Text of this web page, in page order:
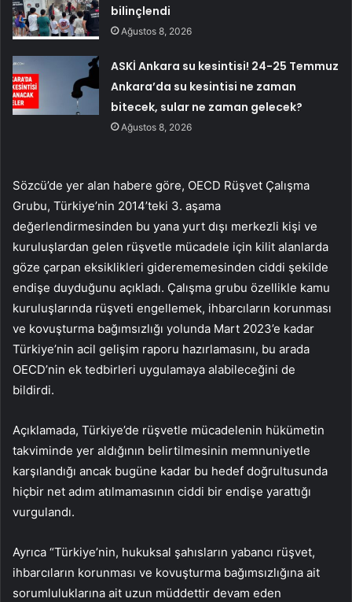
bilinçlendi
Ağustos 8, 2026
ASKİ Ankara su kesintisi! 24-25 Temmuz
Ankara’da su kesintisi ne zaman
bitecek, sular ne zaman gelecek?
Ağustos 8, 2026
Sözcü’de yer alan habere göre, OECD Rüşvet Çalışma
Grubu, Türkiye’nin 2014’teki 3. aşama
değerlendirmesinden bu yana yurt dışı merkezli kişi ve
kuruluşlardan gelen rüşvetle mücadele için kilit alanlarda
göze çarpan eksiklikleri giderememesinden ciddi şekilde
endişe duyduğunu açıkladı. Çalışma grubu özellikle kamu
kuruluşlarında rüşveti engellemek, ihbarcıların korunması
ve kovuşturma bağımsızlığı yolunda Mart 2023’e kadar
Türkiye’nin acil gelişim raporu hazırlamasını, bu arada
OECD’nin ek tedbirleri uygulamaya alabileceğini de
bildirdi.
Açıklamada, Türkiye’de rüşvetle mücadelenin hükümetin
takviminde yer aldığının belirtilmesinin memnuniyetle
karşılandığı ancak bugüne kadar bu hedef doğrultusunda
hiçbir net adım atılmamasının ciddi bir endişe yarattığı
vurgulandı.
Ayrıca “Türkiye’nin, hukuksal şahısların yabancı rüşvet,
ihbarcıların korunması ve kovuşturma bağımsızlığına ait
sorumluluklarına ait uzun müddettir devam eden